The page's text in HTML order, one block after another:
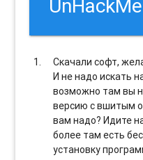
Скачали софт,
И не надо искать
возможно там вы
версию с вшитым
вам надо? Идите
более там есть
установку